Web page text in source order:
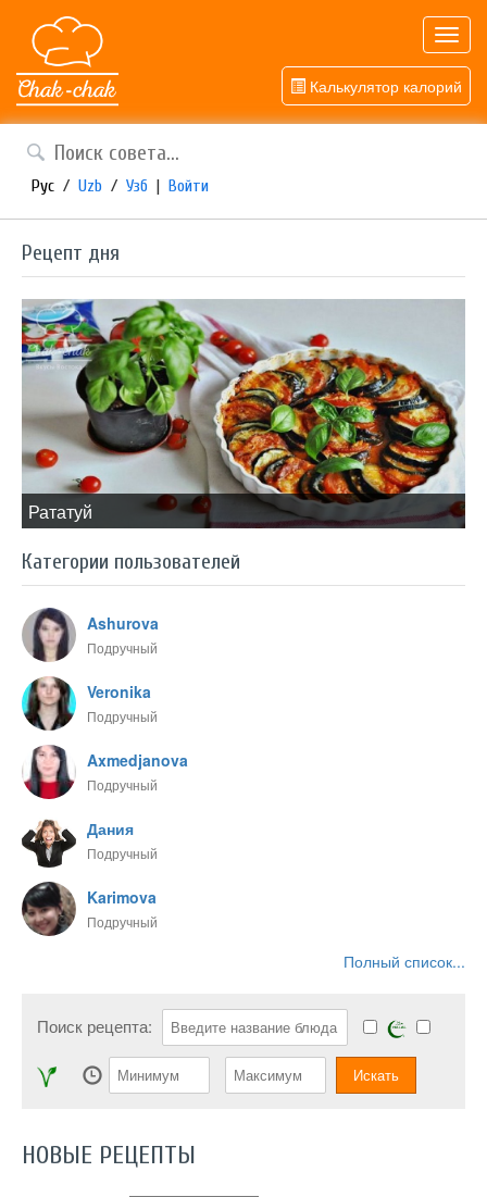
Калькулятор калорий
Рус / Uzb / Узб | Войти
Рецепт дня
​Рататуй
Категории пользователей
Ashurova
Подручный
Veronika
Подручный
Axmedjanova
Подручный
Дания
Подручный
Karimova
Подручный
Полный список...
Поиск рецепта:
НОВЫЕ РЕЦЕПТЫ